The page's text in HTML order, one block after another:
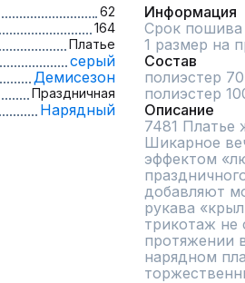
62
164
Платье
серый
Демисезон
Праздничная
Нарядный
Информация
Срок
1 размер на
Состав
полиэстер
полиэстер
Описание
7481 Платье
Шикарное
эффектом
добавляют
рукава
трикотаж не
протяжении
нарядном